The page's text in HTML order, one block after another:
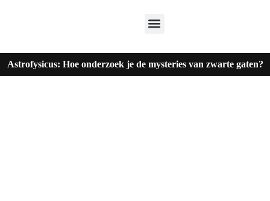
Astrofysicus: Hoe onderzoek je de mysteries van zwarte gaten?